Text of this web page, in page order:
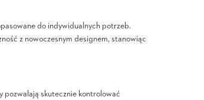
do indywidualnych potrzeb.
z nowoczesnym designem, stanowiąc
pozwalają skutecznie kontrolować